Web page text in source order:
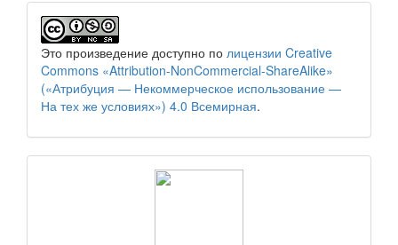
Это произведение доступно по лицензии Creative
Commons «Attribution-NonCommercial-ShareAlike»
(«Атрибуция — Некоммерческое использование —
На тех же условиях») 4.0 Всемирная.